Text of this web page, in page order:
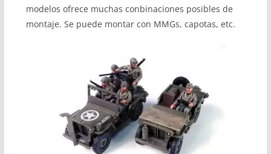
modelos ofrece muchas conbinaciones posibles de
montaje. Se puede montar con MMGs, capotas, etc.